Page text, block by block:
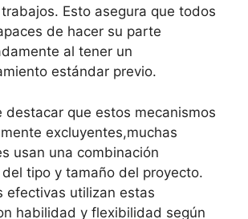
Esto asegura que todos
de hacer su parte
al tener un
estándar previo.
destacar que estos mecanismos
excluyentes,muchas
usan una combinación
tipo y tamaño del proyecto.
efectivas utilizan estas
habilidad y flexibilidad según